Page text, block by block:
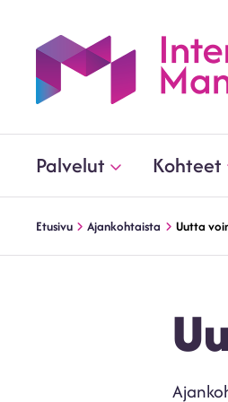
Palvelut Kohteet
Etusivu Ajankohtaista Uutta